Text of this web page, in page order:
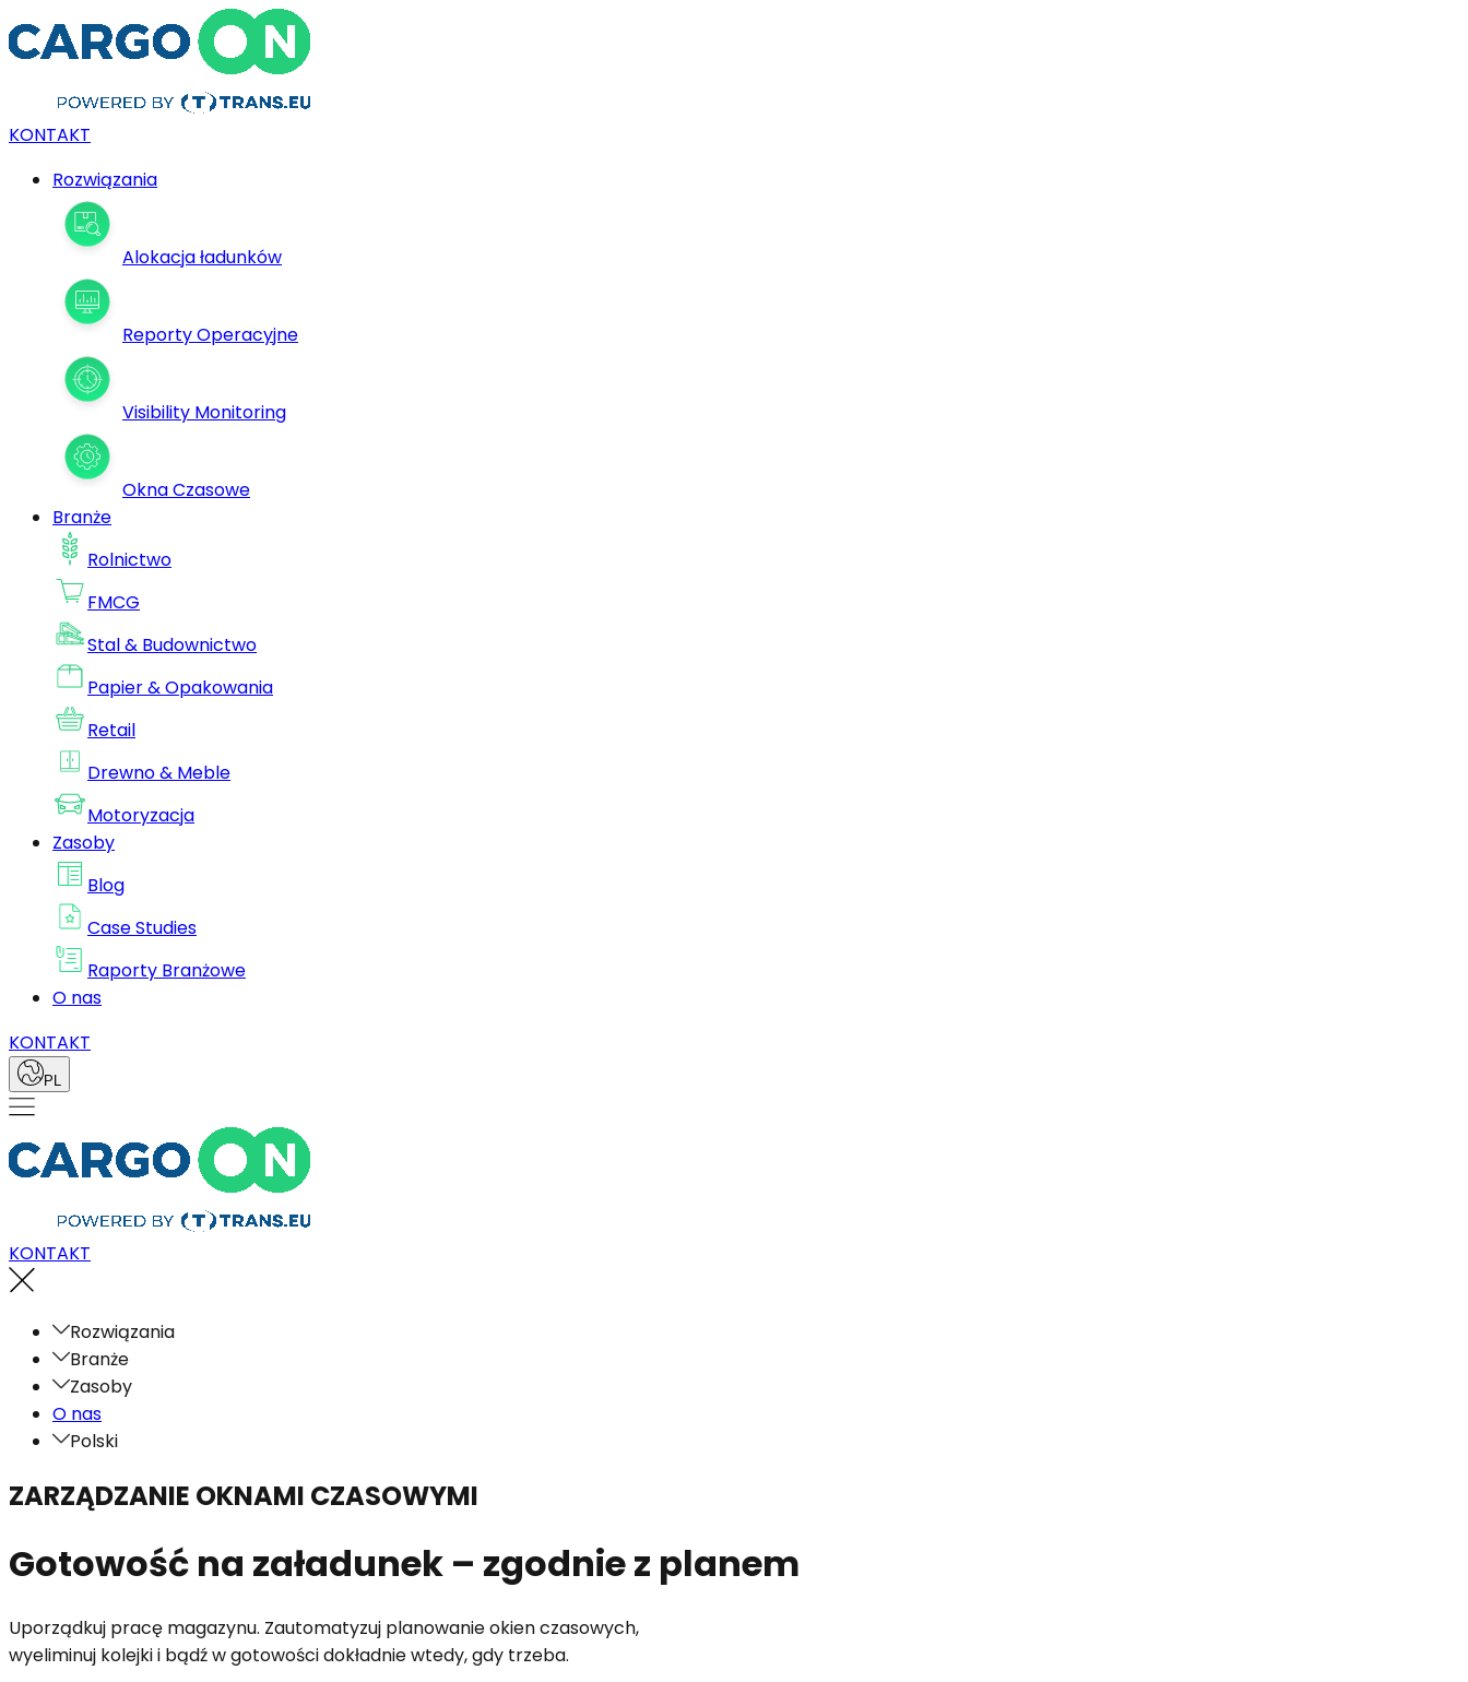
KONTAKT
Rozwiązania
Alokacja ładunków
Reporty Operacyjne
Visibility Monitoring
Okna Czasowe
Branże
Rolnictwo
FMCG
Stal & Budownictwo
Papier & Opakowania
Retail
Drewno & Meble
Motoryzacja
Zasoby
Blog
Case Studies
Raporty Branżowe
O nas
KONTAKT
PL
KONTAKT
Rozwiązania
Branże
Zasoby
O nas
Polski
ZARZĄDZANIE OKNAMI CZASOWYMI
Gotowość na załadunek – zgodnie z planem
Uporządkuj pracę magazynu. Zautomatyzuj planowanie okien czasowych,
wyeliminuj kolejki i bądź w gotowości dokładnie wtedy, gdy trzeba.